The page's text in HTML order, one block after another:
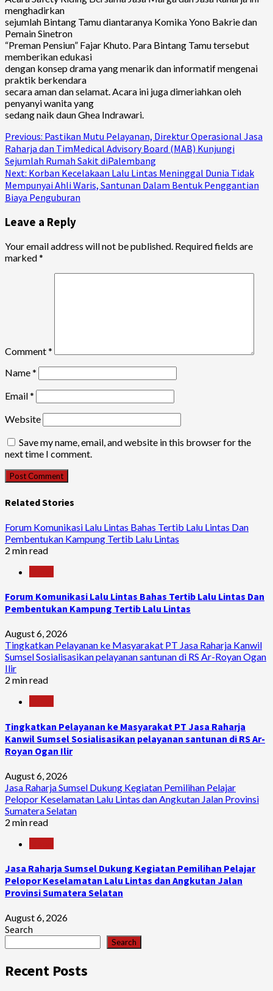
menghadirkan
sejumlah Bintang Tamu diantaranya Komika Yono Bakrie dan
Pemain Sinetron
“Preman Pensiun” Fajar Khuto. Para Bintang Tamu tersebut
memberikan edukasi
dengan konsep drama yang menarik dan informatif mengenai
praktik berkendara
secara aman dan selamat. Acara ini juga dimeriahkan oleh
penyanyi wanita yang
sedang naik daun Ghea Indrawari.
Continue
Reading
Previous: Pastikan Mutu Pelayanan, Direktur Operasional Jasa
Raharja dan TimMedical Advisory Board (MAB) Kunjungi
Sejumlah Rumah Sakit diPalembang
Next: Korban Kecelakaan Lalu Lintas Meninggal Dunia Tidak
Mempunyai Ahli Waris, Santunan Dalam Bentuk Penggantian
Biaya Penguburan
Leave a Reply
Your email address will not be published. Required fields are
marked*
Comment*
Name*
Email*
Website
Save my name, email, and website in this browser for the
next time I comment.
Related Stories
Forum Komunikasi Lalu Lintas Bahas Tertib Lalu Lintas Dan
Pembentukan Kampung Tertib Lalu Lintas
2 min read
Forum Komunikasi Lalu Lintas Bahas Tertib Lalu Lintas Dan
Pembentukan Kampung Tertib Lalu Lintas
August 6, 2026
Tingkatkan Pelayanan ke Masyarakat PT Jasa Raharja Kanwil
Sumsel Sosialisasikan pelayanan santunan di RS Ar-Royan Ogan
Ilir
2 min read
Tingkatkan Pelayanan ke Masyarakat PT Jasa Raharja
Kanwil Sumsel Sosialisasikan pelayanan santunan di RS Ar-
Royan Ogan Ilir
August 6, 2026
Jasa Raharja Sumsel Dukung Kegiatan Pemilihan Pelajar
Pelopor Keselamatan Lalu Lintas dan Angkutan Jalan Provinsi
Sumatera Selatan
2 min read
Jasa Raharja Sumsel Dukung Kegiatan Pemilihan Pelajar
Pelopor Keselamatan Lalu Lintas dan Angkutan Jalan
Provinsi Sumatera Selatan
August 6, 2026
Search
Search
Recent Posts